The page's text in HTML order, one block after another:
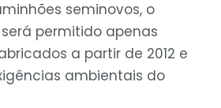
seminovos, o
permitido apenas
a partir de 2012 e
ambientais do